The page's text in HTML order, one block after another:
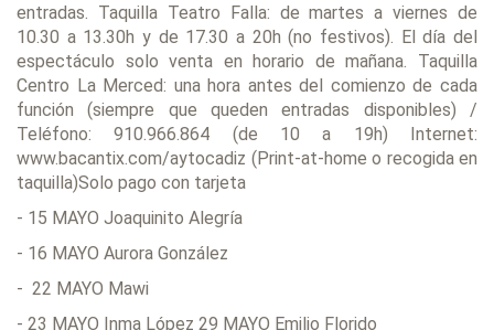
entradas. Taquilla Teatro Falla: de martes a viernes de
10.30 a 13.30h y de 17.30 a 20h (no festivos). El día del
espectáculo solo venta en horario de mañana. Taquilla
Centro La Merced: una hora antes del comienzo de cada
función (siempre que queden entradas disponibles) /
Teléfono: 910.966.864 (de 10 a 19h) Internet:
www.bacantix.com/aytocadiz (Print-at-home o recogida en
taquilla)Solo pago con tarjeta
- 15 MAYO Joaquinito Alegría
- 16 MAYO Aurora González
- 22 MAYO Mawi
- 23 MAYO Inma López 29 MAYO Emilio Florido